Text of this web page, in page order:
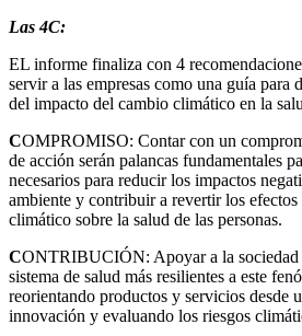
Las 4C:
EL informe finaliza con 4
servir a las empresas como una guía para
del impacto del cambio climático en la
COMPROMISO: Contar con un
de acción serán palancas fundamentales
necesarios para reducir los impactos
ambiente y contribuir a revertir los
climático sobre la salud de las personas.
CONTRIBUCIÓN: Apoyar a la sociedad
sistema de salud más resilientes a este
reorientando productos y servicios desde
innovación y evaluando los riesgos